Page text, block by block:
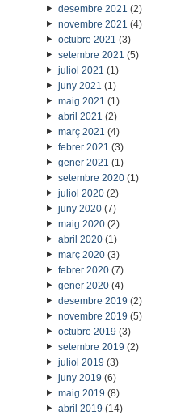
desembre 2021 (2)
novembre 2021 (4)
octubre 2021 (3)
setembre 2021 (5)
juliol 2021 (1)
juny 2021 (1)
maig 2021 (1)
abril 2021 (2)
març 2021 (4)
febrer 2021 (3)
gener 2021 (1)
setembre 2020(1)
juliol 2020(2)
juny 2020(7)
maig 2020(2)
abril 2020(1)
març 2020(3)
febrer 2020(7)
gener 2020(4)
desembre 2019 (2)
novembre 2019 (5)
octubre 2019 (3)
setembre 2019 (2)
juliol 2019 (3)
juny 2019 (6)
maig 2019 (8)
abril 2019 (14)